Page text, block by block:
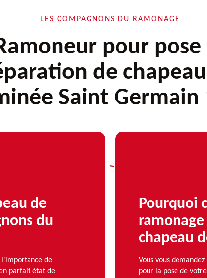
LES COMPAGNONS DU RAMONAGE
pour pose
de
Saint Germain
de
du
l'importance de
parfait état de
Pourquoi
chapeau
Vous vous
pour la pose de